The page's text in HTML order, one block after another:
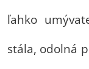
ľahko
stála, odolná